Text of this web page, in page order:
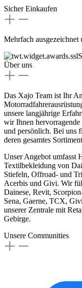
Sicher Einkaufen
Mehrfach
Über uns
Das Xajo Team ist Ihr
unsere langjährige
wir Ihnen
und persönlich. Bei uns
deren gesamtes
Unser Angebot umfasst
Textilbekleidung von
Stiefeln, Offroad- und
Acerbis und Givi. Wir
Dainese, Revit,
Sena, Gaerne, TCX,
unserer Zentrale mit
Gebirge.
Unsere Communities